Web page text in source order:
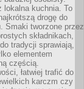
lokalna kuchnia. To
drogę do
Smaki tworzone przez
składnikach,
tradycji sprawiają,
elementem
częścią.
łatwiej trafić do
karczm czy